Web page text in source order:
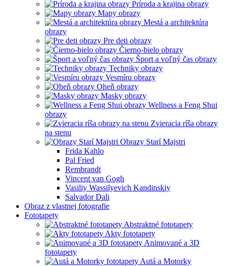
Príroda a krajina obrazy
Mapy obrazy
Mestá a architektúra
obrazy
Pre deti obrazy
Čierno-bielo obrazy
Šport a voľný čas obrazy
Techniky obrazy
Vesmíru obrazy
Oheň obrazy
Masky obrazy
Wellness a Feng Shui
obrazy
Zvieracia ríša obrazy
na stenu
Obrazy Starí Majstri
Frida Kahlo
Pal Fried
Rembrandt
Vincent van Gogh
Vasiliy Wassilyevich Kandinskiy
Salvador Dali
Obraz z vlastnej fotografie
Fototapety
Abstraktné fototapety
Akty fototapety
Animované a 3D
fototapety
Autá a Motorky